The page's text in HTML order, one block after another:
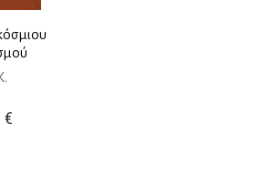
€Η